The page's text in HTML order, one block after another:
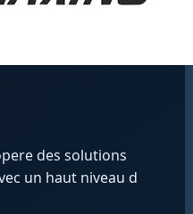
des solutions
un haut niveau d